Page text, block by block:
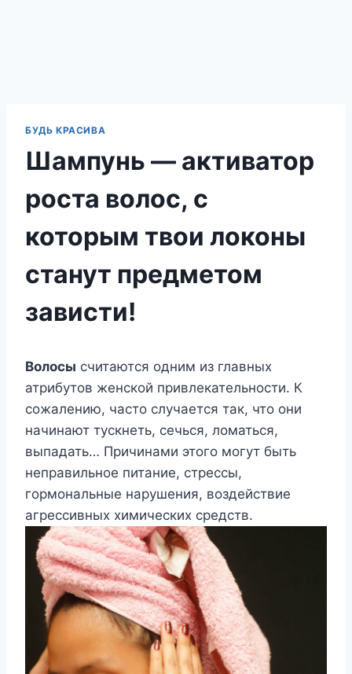
БУДЬ КРАСИВА
Шампунь — активатор
роста волос, с
которым твои локоны
станут предметом
зависти!
Волосы считаются одним из главных
атрибутов женской привлекательности. К
сожалению, часто случается так, что они
начинают тускнеть, сечься, ломаться,
выпадать… Причинами этого могут быть
неправильное питание, стрессы,
гормональные нарушения, воздействие
агрессивных химических средств.